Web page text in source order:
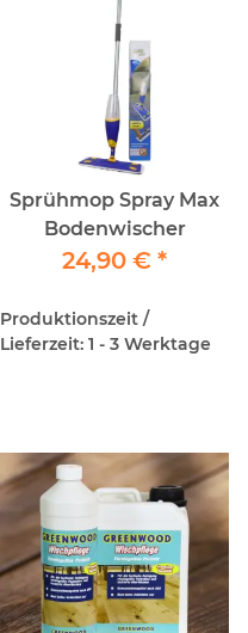
Sprühmop Spray Max
Bodenwischer
24,90 € *
Produktionszeit /
Lieferzeit: 1 - 3 Werktage